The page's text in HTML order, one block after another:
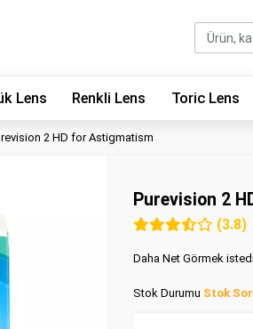
Lens Renkli Lens Toric Lens
2 HD for Astigmatism
Purevision 2
(3.8)
Daha Net Görmek
Stok Durumu Stok